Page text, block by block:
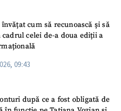
cum să recunoască și să
celei de-a doua ediții a
09:43
după ce a fost obligată de